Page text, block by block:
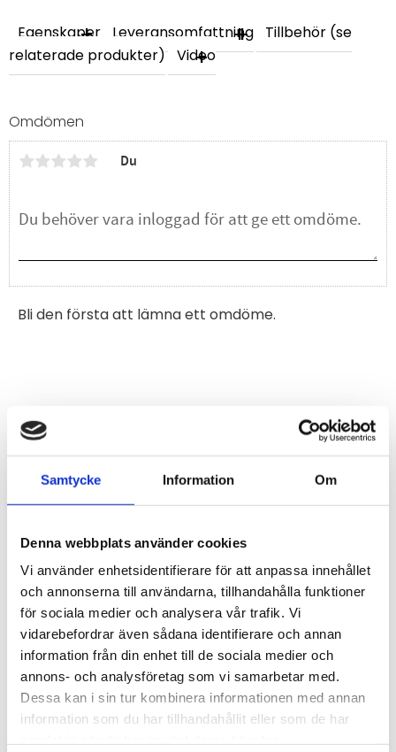
Samtycke Information Om
Denna webbplats använder cookies
Vi använder enhetsidentifierare för att anpassa innehållet
och annonserna till användarna, tillhandahålla funktioner
för sociala medier och analysera vår trafik. Vi
vidarebefordrar även sådana identifierare och annan
information från din enhet till de sociala medier och
annons- och analysföretag som vi samarbetar med.
Dessa kan i sin tur kombinera informationen med annan
information som du har tillhandahållit eller som de har
Egenskaper Leveransomfattning
Tillbehör (se
relaterade produkter)
Video
Omdömen
Du
Bli den första att lämna ett omdöme.